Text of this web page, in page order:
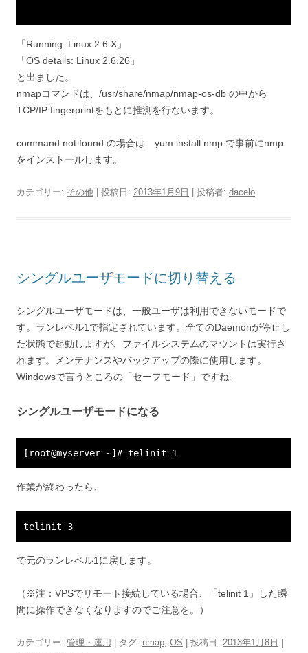
「Running: Linux 2.6.X」
「OS details: Linux 2.6.26」
と出ました。
nmapコマンドは、/usr/share/nmap/nmap-os-db の中から
TCP/IP fingerprintをもとに推測を行ないます。
command not found の場合は yum install nmp で事前にnmp
をインストールします。
カテゴリー: その他 | 投稿日: 2013年1月9日 投稿者: dacelo
シングルユーザモードに切り替える
シングルユーザモードは、一般ユーザは利用できないモードで
す。ランレベル1で指定されています。全てのDaemonが停止し
た状態で起動しますが、ファイルシステムのマウントは実行さ
れます。メンテナンスやバックアップの際に使用します。
Windowsで言うところの「セーフモード」ですね。
シングルユーザモードになる
[root@myserver ~]# telinit 1
作業が終わったら、
telinit 3
で元のランレベル1に戻します。
（※注：VPSでリモート接続している場合、「telinit 1」した瞬
間に操作できなくなりますのでご注意を。）
カテゴリー: 管理・運用 | タグ: nmap, OS | 投稿日: 2013年1月8日